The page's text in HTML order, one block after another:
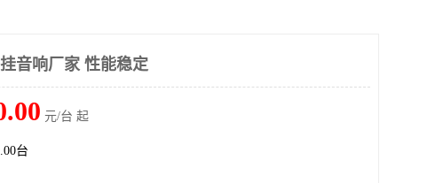
音响厂家 性能稳定
元/台 起
台